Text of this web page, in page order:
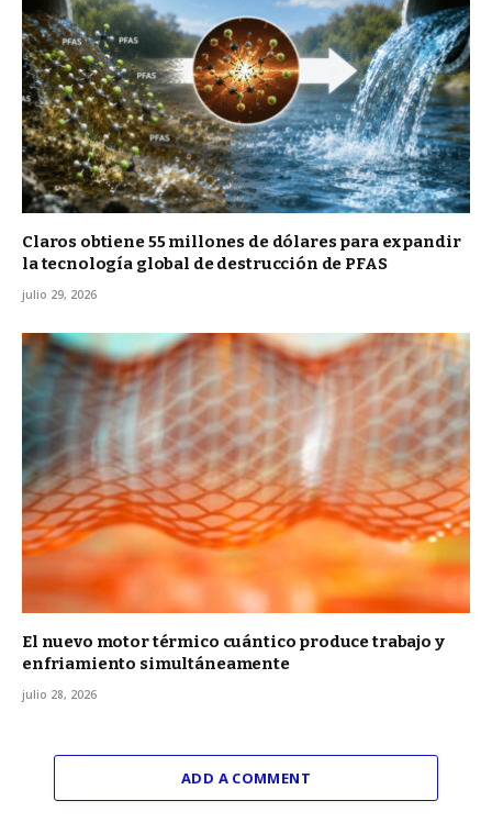
Claros obtiene 55 millones de dólares para expandir
la tecnología global de destrucción de PFAS
julio 29, 2026
El nuevo motor térmico cuántico produce trabajo y
enfriamiento simultáneamente
julio 28, 2026
ADD A COMMENT